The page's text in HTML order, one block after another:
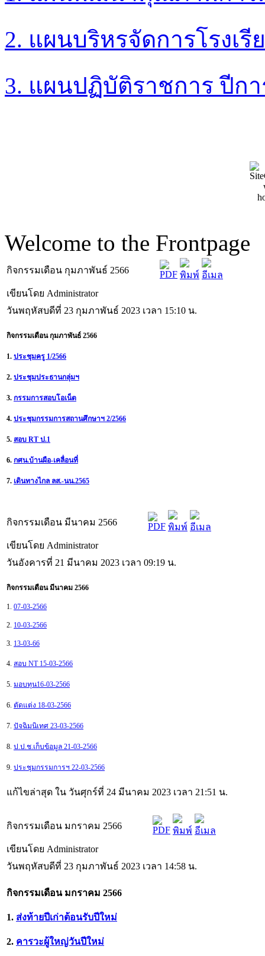
2. แผนบริหรจัดการโรงเรี
3. แผนปฏิบัติราชการ ปีกา
Welcome to the Frontpage
กิจกรรมเดือน กุมภาพันธ์ 2566
เขียนโดย Administrator
วันพฤหัสบดีที่ 23 กุมภาพันธ์ 2023 เวลา 15:10 น.
กิจกรรมเดือน กุมภาพันธ์ 2566
1. ประชุมครู 1/2566
2. ประชุมประธานกลุ่มฯ
3. กรรมการสอบโอเน็ต
4. ประชุมกรรมการสถานศึกษาฯ 2/2566
5. สอบ RT ป.1
6. กศน.บ้านผือ-เคลื่อนที่
7. เดินทางไกล ลส.-นน.2565
กิจกรรมเดือน มีนาคม 2566
เขียนโดย Administrator
วันอังคารที่ 21 มีนาคม 2023 เวลา 09:19 น.
กิจกรรมเดือน มีนาคม 2566
1. 07-03-2566
2. 10-03-2566
3. 13-03-66
4. สอบ NT 15-03-2566
5. มอบทุน16-03-2566
6. ตัดแต่ง 18-03-2566
7. ปัจฉิมนิเทศ 23-03-2566
8. ป.ป.ช.เก็บข้อมูล 21-03-2566
9. ประชุมกรรมการฯ 22-03-2566
แก้ไขล่าสุด ใน วันศุกร์ที่ 24 มีนาคม 2023 เวลา 21:51 น.
กิจกรรมเดือน มกราคม 2566
เขียนโดย Administrator
วันพฤหัสบดีที่ 23 กุมภาพันธ์ 2023 เวลา 14:58 น.
กิจกรรมเดือน มกราคม 2566
1. ส่งท้ายปีเก่าต้อนรับปีใหม่
2. คารวะผู้ใหญ่วันปีใหม่